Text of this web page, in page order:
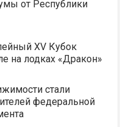
от Республики
XV Кубок
на лодках «Дракон»
стали
федеральной